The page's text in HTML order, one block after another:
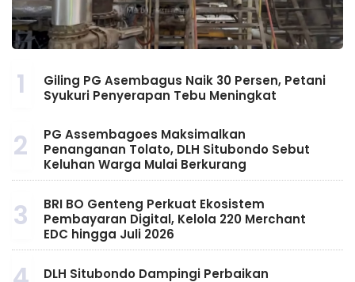
1
Giling PG Asembagus Naik 30 Persen, Petani
Syukuri Penyerapan Tebu Meningkat
2
PG Assembagoes Maksimalkan
Penanganan Tolato, DLH Situbondo Sebut
Keluhan Warga Mulai Berkurang
3
BRI BO Genteng Perkuat Ekosistem
Pembayaran Digital, Kelola 220 Merchant
EDC hingga Juli 2026
DLH Situbondo Dampingi Perbaikan